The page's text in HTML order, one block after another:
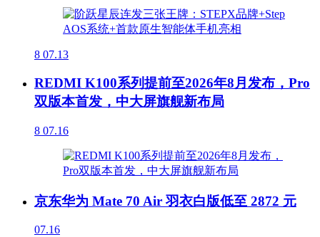
8 07.13
REDMI K100系列提前至2026年8月发布，Pro
双版本首发，中大屏旗舰新布局
8 07.16
京东华为 Mate 70 Air 羽衣白版低至 2872 元
07.16